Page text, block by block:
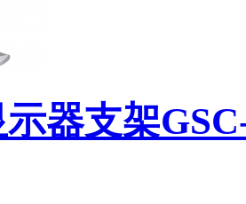
器支架